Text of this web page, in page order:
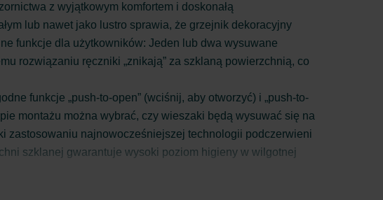
z wyjątkowym komfortem i doskonałą
lub nawet jako lustro sprawia, że grzejnik dekoracyjny
funkcje dla użytkowników: Jeden lub dwa wysuwane
rozwiązaniu ręczniki „znikają” za szklaną powierzchnią, co
funkcje „push-to-open” (wciśnij, aby otworzyć) i „push-to-
montażu można wybrać, czy wieszaki będą wysuwać się na
zastosowaniu najnowocześniejszej technologii podczerwieni
szklanej gwarantuje wysoki poziom higieny w wilgotnej